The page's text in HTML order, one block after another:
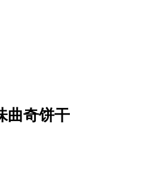
曲奇饼干